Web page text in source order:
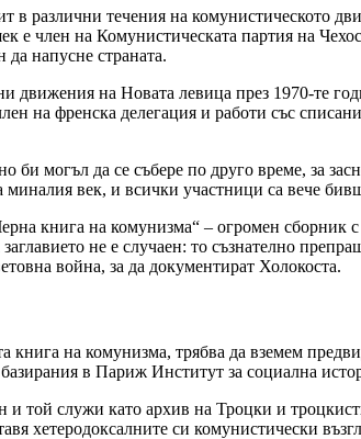
в различни течения на комунистическото
член на Комунистическата партия на
да напусне страната.
на Новата левица през 1970-те
на френска делегация и работи със
би могъл да се събере по друго време, за
век, и всички участници са вече
книга на комунизма“ – огромен
не е случаен: то съзнателно
война, за да документират Холокоста.
книга на комунизма, трябва да вземем
в Париж Институт за социална
и той служи като архив на Троцки и
хетеродоксалните си комунистически